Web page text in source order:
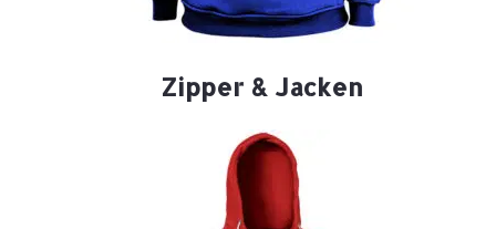
Zipper & Jacken